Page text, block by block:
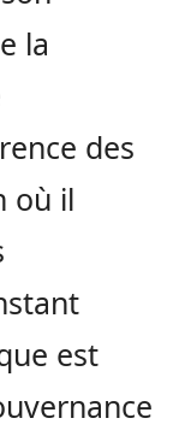
la
des
où il
est